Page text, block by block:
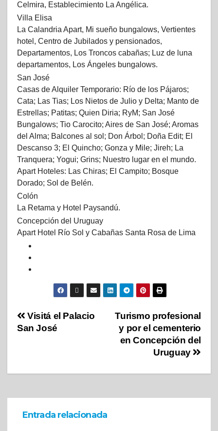
Celmira, Establecimiento La Angélica.
Villa Elisa
La Calandria Apart, Mi sueño bungalows, Vertientes
hotel, Centro de Jubilados y pensionados,
Departamentos, Los Troncos cabañas; Luz de luna
departamentos, Los Ángeles bungalows.
San José
Casas de Alquiler Temporario: Río de los Pájaros;
Cata; Las Tias; Los Nietos de Julio y Delta; Manto de
Estrellas; Patitas; Quien Diria; RyM; San José
Bungalows; Tio Carocito; Aires de San José; Aromas
del Alma; Balcones al sol; Don Árbol; Doña Edit; El
Descanso 3; El Quincho; Gonza y Mile; Jireh; La
Tranquera; Yogui; Grins; Nuestro lugar en el mundo.
Apart Hoteles: Las Chiras; El Campito; Bosque
Dorado; Sol de Belén.
Colón
La Retama y Hotel Paysandú.
Concepción del Uruguay
Apart Hotel Río Sol y Cabañas Santa Rosa de Lima
Turismo profesional
y por el cementerio
en Concepción del
Uruguay
Visitá el Palacio
San José
Entrada relacionada